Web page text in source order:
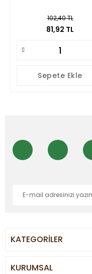
102,40 TL
81,92 TL
Sepete Ekle
KATEGORİLER
KURUMSAL